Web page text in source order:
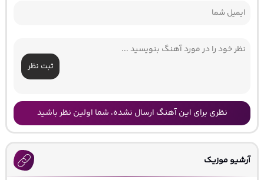
ثبت نظر
نظری برای این آهنگ ارسال نشده، شما اولین نظر باشید
آرشیو موزیک